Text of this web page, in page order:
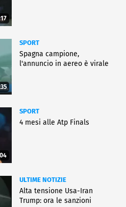
SPORT
Spagna campione,
l'annuncio in aereo è virale
SPORT
4 mesi alle Atp Finals
ULTIME NOTIZIE
Alta tensione Usa-Iran
Trump: ora le sanzioni